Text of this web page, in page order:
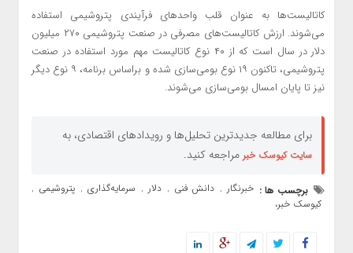
کاتالیست‌ها به عنوان قلب واحدهای فرآیندی پتروشیمی استفاده
می‌شوند. ارزش کاتالیست‌های مصرفی در صنعت پتروشیمی ۲۷۰ میلیون
دلار در سال است که از ۴۰ نوع کاتالیست مهم مورد استفاده در صنعت
پتروشیمی، تاکنون ۱۹ نوع بومی‌سازی شده و براساس برنامه، ۹ نوع دیگر
نیز تا پایان امسال بومی‌سازی می‌شوند.
برای مطالعه جدیدترین تحلیل‌ها و رویدادهای اقتصادی، به
سایت کیوسک خبر مراجعه کنید.
برچسب ها : خبرنگار , دانش فنی , دلار , سرمایه‌گذاری , پتروشیمی ,
کیوسک خبر،